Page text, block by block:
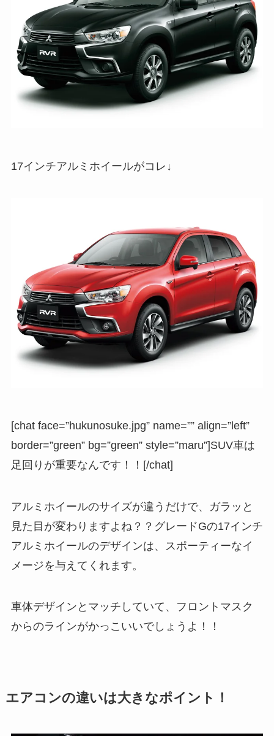
17インチアルミホイールがコレ↓
[chat face=”hukunosuke.jpg” name=”” align=”left”
border=”green” bg=”green” style=”maru”]SUV車は
足回りが重要なんです！！[/chat]
アルミホイールのサイズが違うだけで、ガラッと
見た目が変わりますよね？？ グレードGの17インチ
アルミホイールのデザインは、スポーティーなイ
メージを与えてくれます。
車体デザインとマッチしていて、フロントマスク
からのラインがかっこいいでしょうよ！！
エアコンの違いは大きなポイント！